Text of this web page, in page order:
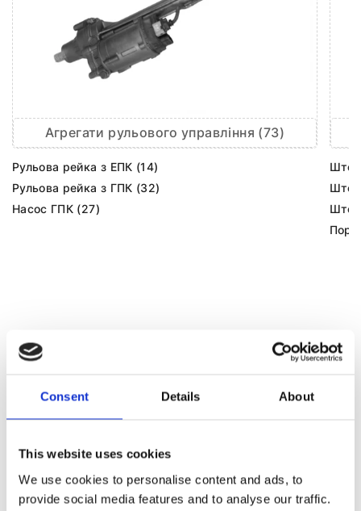
Consent Details About
This website uses cookies
We use cookies to personalise content and ads, to
provide social media features and to analyse our traffic.
Агрегати рульового управління (73)
Рульова рейка з ЕПК (14)
Рульова рейка з ГПК (32)
Насос ГПК (27)
Шток
Шток